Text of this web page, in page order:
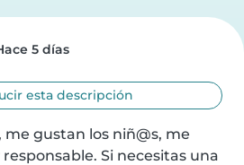
5 días
esta descripción
me gustan los niñ@s, me
Si necesitas una